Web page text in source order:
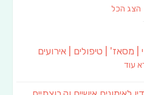
הצג הכל
מסאז' | טיפולים | אירועים
עוד